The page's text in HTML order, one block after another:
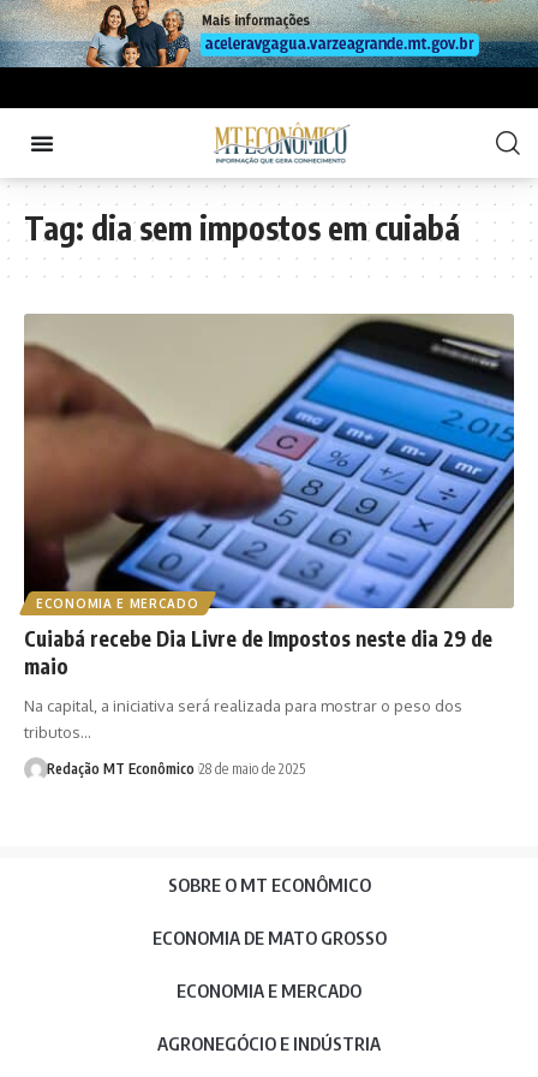
Tag: dia sem impostos em cuiabá
ECONOMIA E MERCADO
Cuiabá recebe Dia Livre de Impostos neste dia 29 de
maio
Na capital, a iniciativa será realizada para mostrar o peso dos
tributos…
Redação MT Econômico 28 de maio de 2025
SOBRE O MT ECONÔMICO
ECONOMIA DE MATO GROSSO
ECONOMIA E MERCADO
AGRONEGÓCIO E INDÚSTRIA